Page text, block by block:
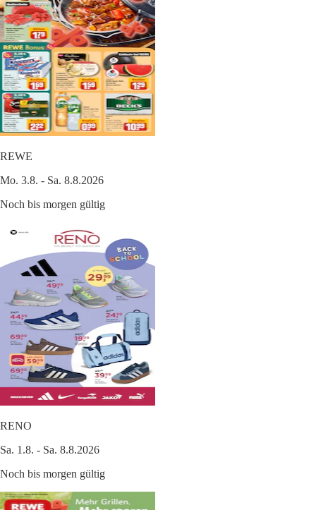
REWE
Mo. 3.8. - Sa. 8.8.2026
Noch bis morgen gültig
RENO
Sa. 1.8. - Sa. 8.8.2026
Noch bis morgen gültig